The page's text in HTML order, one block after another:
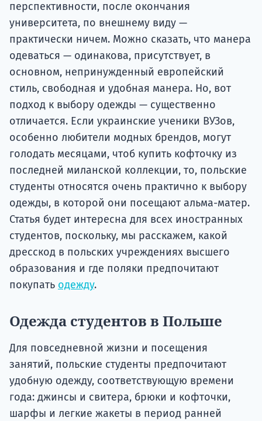
перспективности, после окончания
университета, по внешнему виду —
практически ничем. Можно сказать, что манера
одеваться — одинакова, присутствует, в
основном, непринужденный европейский
стиль, свободная и удобная манера. Но, вот
подход к выбору одежды — существенно
отличается. Если украинские ученики ВУЗов,
особенно любители модных брендов, могут
голодать месяцами, чтоб купить кофточку из
последней миланской коллекции, то, польские
студенты относятся очень практично к выбору
одежды, в которой они посещают альма-матер.
Статья будет интересна для всех иностранных
студентов, поскольку, мы расскажем, какой
дресскод в польских учреждениях высшего
образования и где поляки предпочитают
покупать одежду.
Одежда студентов в Польше
Для повседневной жизни и посещения
занятий, польские студенты предпочитают
удобную одежду, соответствующую времени
года: джинсы и свитера, брюки и кофточки,
шарфы и легкие жакеты в период ранней